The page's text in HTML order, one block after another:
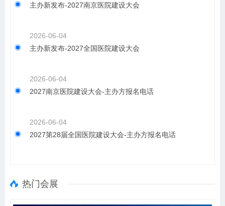
主办新发布-2027南京医院建设大会
2026-06-04
主办新发布-2027全国医院建设大会
2026-06-04
2027南京医院建设大会-主办方报名电话
2026-06-04
2027第28届全国医院建设大会-主办方报名电话
热门会展